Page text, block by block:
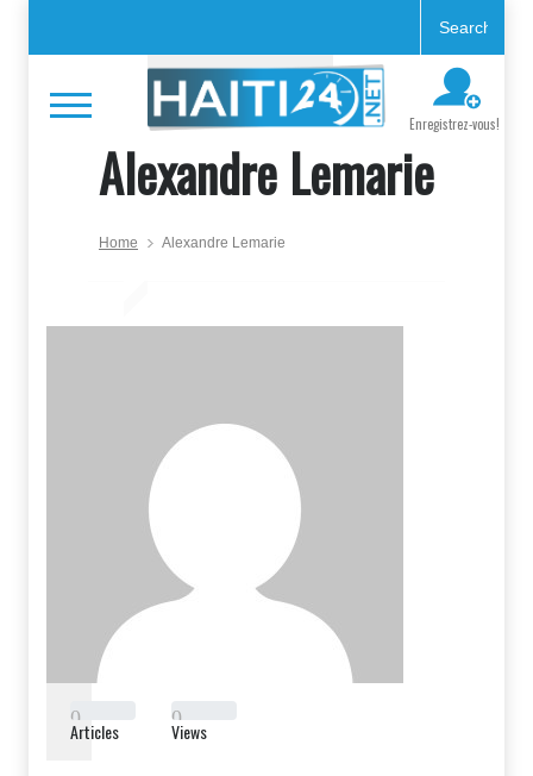
Enregistrez-vous!
Alexandre Lemarie
Home Alexandre Lemarie
0
Articles
0
Views